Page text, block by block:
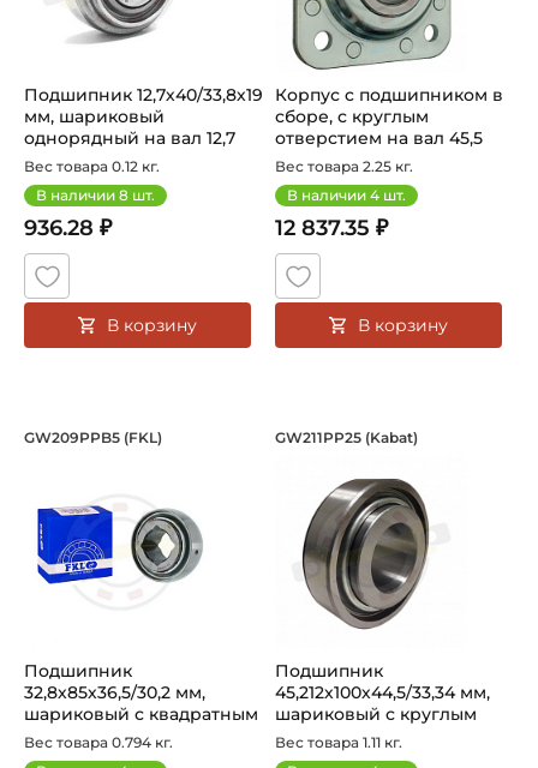
Подшипник 12,7х40/33,8х19
мм, шариковый
однорядный на вал 12,7
мм, цили...
Вес товара 0.12 кг.
В наличии 8 шт.
936.28 ₽
В корзину
Корпус c подшипником в
сборе, с круглым
отверстием на вал 45,5
мм, комп...
Вес товара 2.25 кг.
В наличии 4 шт.
12 837.35 ₽
В корзину
Подшипник 32,8х85х36,5/30,2 мм,
GW209PPB5 (FKL)
Подшипник
32,8х85х36,5/30,2 мм,
шариковый с квадратным
отверстием на кв...
Вес товара 0.794 кг.
Подшипник
GW211PP25 (Kabat)
Подшипник
45,212х100х44,5/33,34 мм,
шариковый с круглым
отверстием на в...
Вес товара 1.11 кг.